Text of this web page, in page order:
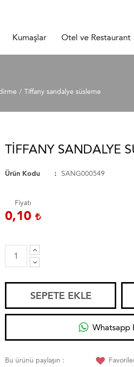
Kumaşlar Otel ve Restaurant
Tiffany sandalye süsleme
TIFFANY SANDALYE
Ürün Kodu SANG000549
Fiyatı
0,10
SEPETE EKLE
Whatsapp
Bu ürünü paylaşın :